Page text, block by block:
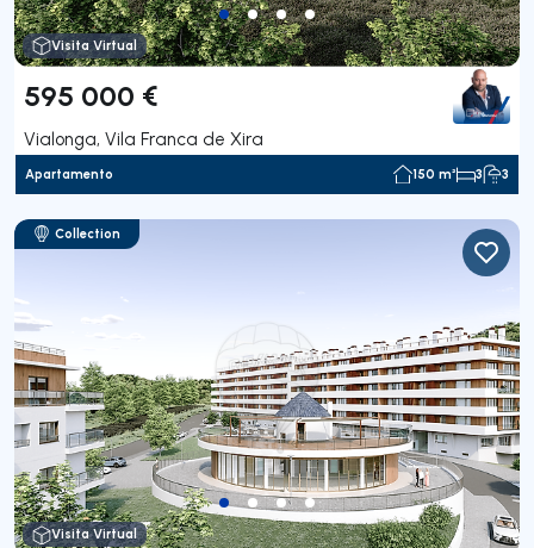
Visita Virtual
595 000 €
Vialonga, Vila Franca de Xira
Apartamento 150 m² 3 3
Collection
Visita Virtual